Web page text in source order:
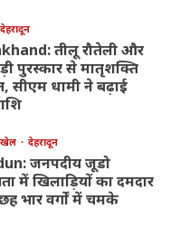
देहरादून
तीलू रौतेली और
पुरस्कार से मातृशक्ति
सीएम धामी ने बढ़ाई
खेल देहरादून
जनपदीय जूडो
में खिलाड़ियों का दमदार
छह भार वर्गों में चमके